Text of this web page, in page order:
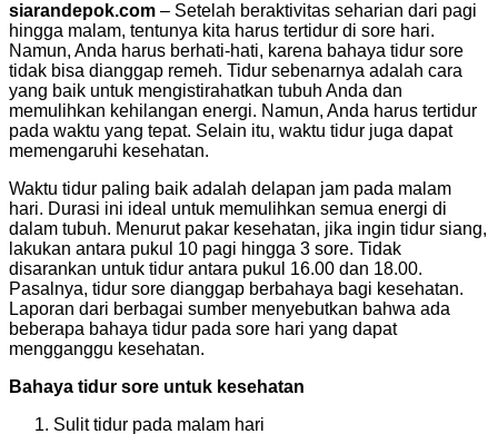
siarandepok.com – Setelah beraktivitas seharian dari pagi
hingga malam, tentunya kita harus tertidur di sore hari.
Namun, Anda harus berhati-hati, karena bahaya tidur sore
tidak bisa dianggap remeh. Tidur sebenarnya adalah cara
yang baik untuk mengistirahatkan tubuh Anda dan
memulihkan kehilangan energi. Namun, Anda harus tertidur
pada waktu yang tepat. Selain itu, waktu tidur juga dapat
memengaruhi kesehatan.
Waktu tidur paling baik adalah delapan jam pada malam
hari. Durasi ini ideal untuk memulihkan semua energi di
dalam tubuh. Menurut pakar kesehatan, jika ingin tidur siang,
lakukan antara pukul 10 pagi hingga 3 sore. Tidak
disarankan untuk tidur antara pukul 16.00 dan 18.00.
Pasalnya, tidur sore dianggap berbahaya bagi kesehatan.
Laporan dari berbagai sumber menyebutkan bahwa ada
beberapa bahaya tidur pada sore hari yang dapat
mengganggu kesehatan.
Bahaya tidur sore untuk kesehatan
Sulit tidur pada malam hari